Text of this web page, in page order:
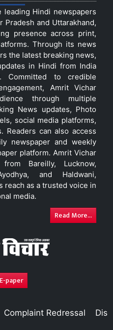
Hindi newspapers
Pradesh and Uttarakhand,
presence across print,
Through its news
the latest breaking news,
in Hindi from India
Committed to credible
Amrit Vichar
through multiple
News updates, Photo
social media platforms,
Readers can also access
newspaper and weekly
platform. Amrit Vichar
Bareilly, Lucknow,
and Haldwani,
reach as a trusted voice in
media.
Read More...
paper
Complaint Redressal